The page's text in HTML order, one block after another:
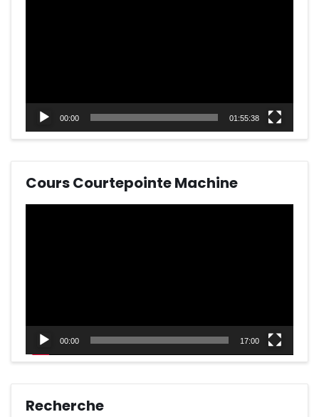
00:00 01:55:38
Cours Courtepointe Machine
00:00 17:00
Recherche